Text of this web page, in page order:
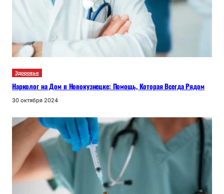
Здоровье
Нарколог на Дом в Новокузнецке: Помощь, Которая Всегда Рядом
30 октября 2024